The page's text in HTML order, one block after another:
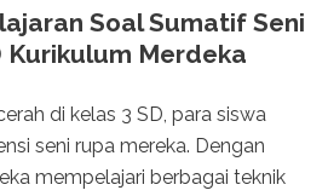
Soal Sumatif Seni
Kurikulum Merdeka
di kelas 3 SD, para siswa
seni rupa mereka. Dengan
mempelajari berbagai teknik